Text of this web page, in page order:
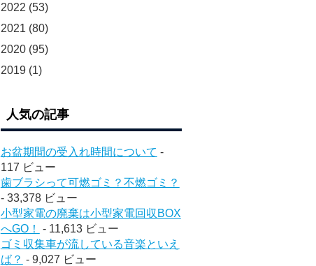
2022 (53)
2021 (80)
2020(95)
2019(1)
人気の記事
お盆期間の受入れ時間について -
117 ビュー
歯ブラシって可燃ゴミ？不燃ゴミ？
- 33,378 ビュー
小型家電の廃棄は小型家電回収BOX
へGO！
- 11,613 ビュー
ゴミ収集車が流している音楽といえ
ば？ - 9,027 ビュー